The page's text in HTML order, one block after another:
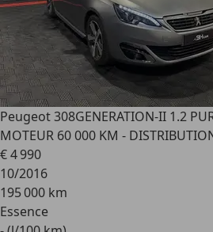
Peugeot 308GENERATION-II 1.2
MOTEUR 60 000 KM -
€ 4 990
10/2016
195 000 km
Essence